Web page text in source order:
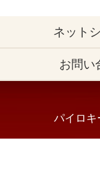
ネット
お問い
パイロキ